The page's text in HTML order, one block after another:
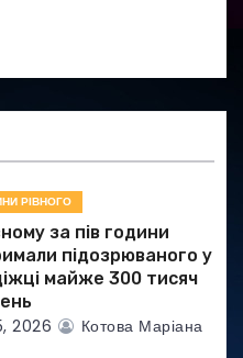
РІВНОГО
за пів години
підозрюваного у
майже 300 тисяч
2026 Котова Маріана